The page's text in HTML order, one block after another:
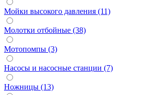
Мойки высокого давления (11)
Молотки отбойные (38)
Мотопомпы (3)
Насосы и насосные станции (7)
Ножницы (13)